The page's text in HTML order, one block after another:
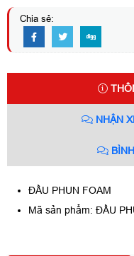
Chia sẻ:
NHẬN
ĐẦU PHUN FOAM
Mã sản phẩm: ĐẦU